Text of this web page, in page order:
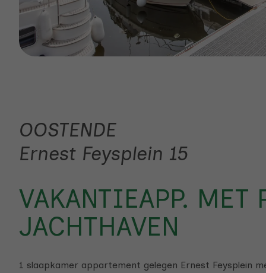
VAKANTIEAPP.
JACHTHAVEN
OOSTENDE
Ernest Feysplein 15
1 slaapkamer appartement gelegen Ernest Feysplein